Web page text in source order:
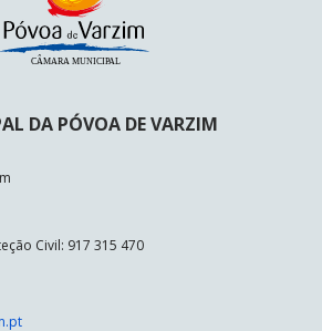
DA PÓVOA DE VARZIM
Civil: 917 315 470